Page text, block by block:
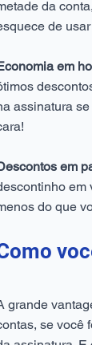
da
de
em
assinatura
em
em
do que
grande
se você